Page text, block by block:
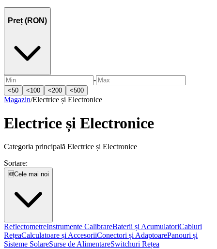
Preț (RON)
-
<50 <100 <200 <500
Magazin/Electrice și Electronice
Electrice și Electronice
Categoria principală Electrice și Electronice
Sortare:
🆕Cele mai noi
ReflectometreInstrumente CalibrareBaterii și AcumulatoriCabluri
RețeaCalculatoare și AccesoriiConectori și AdaptoarePanouri și
Sisteme SolareSurse de AlimentareSwitchuri Rețea